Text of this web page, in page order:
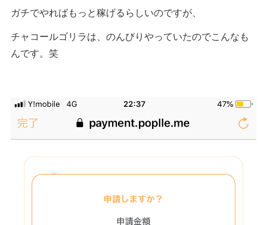
ガチでやればもっと稼げるらしいのですが、
チャコールゴリラは、のんびりやっていたのでこんなも
んです。笑